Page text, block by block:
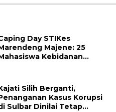
Day STIKes
Majene: 25
Kebidanan
Silih Berganti,
Kasus Korupsi
Sulbar Dinilai Tetap